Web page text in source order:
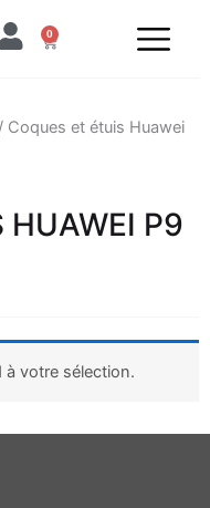
0
Panier
/ Coques et étuis Huawei
HUAWEI P9
votre sélection.